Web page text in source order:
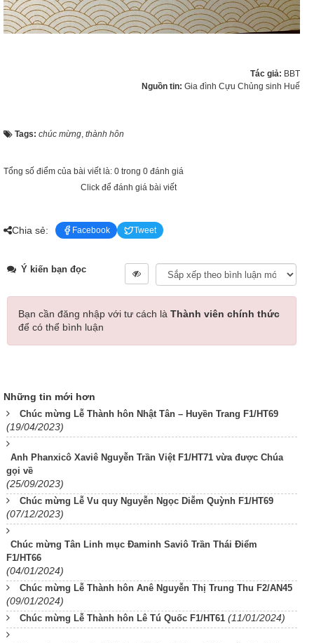
Tác giả: BBT
Nguồn tin: Gia đình Cựu Chủng sinh Huế
Tags: chúc mừng, thành hôn
Tổng số điểm của bài viết là: 0 trong 0 đánh giá
Click để đánh giá bài viết
Chia sẻ: Facebook Tweet
Ý kiến bạn đọc
Bạn cần đăng nhập với tư cách là Thành viên chính thức
để có thể bình luận
Những tin mới hơn
Chúc mừng Lễ Thành hôn Nhật Tân – Huyền Trang F1/HT69
(19/04/2023)
Anh Phanxicô Xaviê Nguyễn Trần Việt F1/HT71 vừa được Chúa
gọi về
(25/09/2023)
Chúc mừng Lễ Vu quy Nguyễn Ngọc Diễm Quỳnh F1/HT69
(07/12/2023)
Chúc mừng Tân Linh mục Đaminh Saviô Trần Thái Điểm
F1/HT66
(04/01/2024)
Chúc mừng Lễ Thành hôn Anê Nguyễn Thị Trung Thu F2/AN45
(09/01/2024)
Chúc mừng Lễ Thành hôn Lê Tú Quốc F1/HT61 (11/01/2024)